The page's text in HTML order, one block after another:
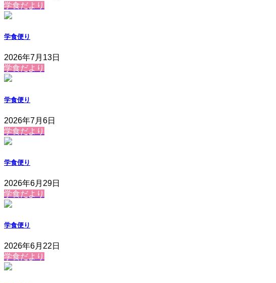
学食だより
学食便り
2026年7月13日
学食だより
学食便り
2026年7月6日
学食だより
学食便り
2026年6月29日
学食だより
学食便り
2026年6月22日
学食だより